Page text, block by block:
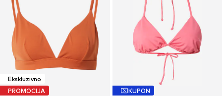
Ekskluzivno
PROMOCIJA
KUPON